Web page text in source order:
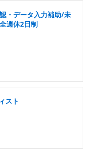
・データ入力補助/未
週休2日制
スト